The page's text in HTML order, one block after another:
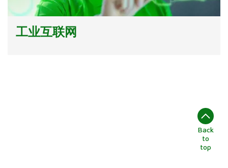
工业互联网
Back
to
top